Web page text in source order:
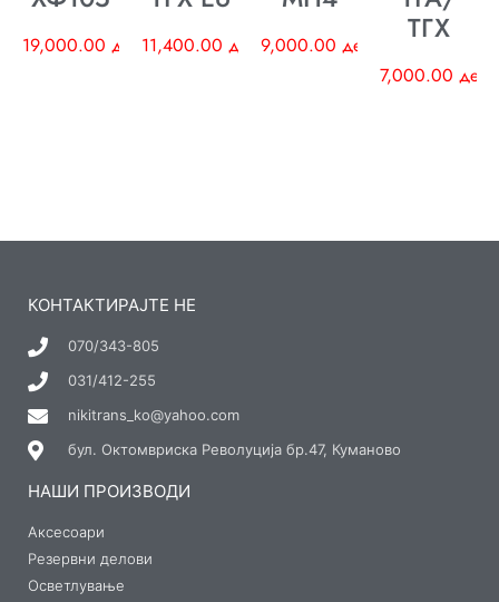
19,000.00 ден 11,400.00 ден 9,000.00 ден ТГХ
7,000.00 ден
КОНТАКТИРАЈТЕ НЕ
070/343-805
031/412-255
nikitrans_ko@yahoo.com
бул. Октомвриска Револуција бр.47, Куманово
НАШИ ПРОИЗВОДИ
Аксесоари
Резервни делови
Осветлување